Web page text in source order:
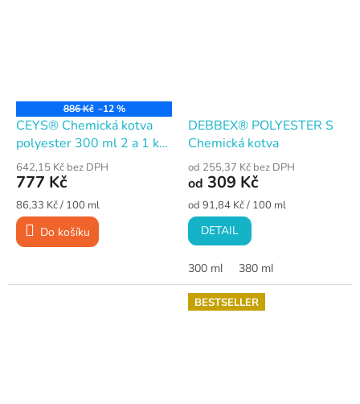
886 Kč –12 %
CEYS® Chemická kotva
polyester 300 ml 2 a 1 ks
ZDARMA
642,15 Kč bez DPH
777 Kč
Měrná
cena:
86,33 Kč / 100 ml
Do košíku
DEBBEX® POLYESTER S
Chemická kotva
od 255,37 Kč bez DPH
od 309 Kč
Měrná
cena:
od 91,84 Kč / 100 ml
DETAIL
300 ml 380 ml
BESTSELLER